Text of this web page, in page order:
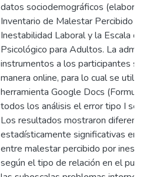
datos sociodemográficos
Inventario de Malestar Percibido
Inestabilidad Laboral y la Escala
Psicológico para Adultos. La
instrumentos a los participantes
manera online, para lo cual se
herramienta Google Docs
todos los análisis el error tipo I se
Los resultados mostraron
estadísticamente significativas en
entre malestar percibido por
según el tipo de relación en el